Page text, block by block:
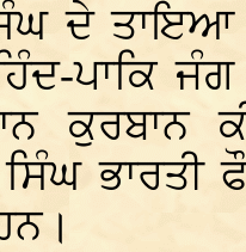
ਦੇ ਤਾਇਆ
ਪਾਕਿ
ਕੁਰਬਾਨ
ਸਿੰਘ